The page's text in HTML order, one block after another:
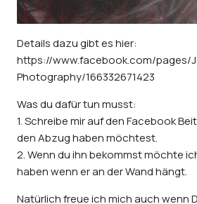
Details dazu gibt es hier:
https://www.facebook.com/pages/
Photography/166332671423
Was du dafür tun musst:
1. Schreibe mir auf den Facebook
den Abzug haben möchtest.
2. Wenn du ihn bekommst möchte
haben wenn er an der Wand hängt.
Natürlich freue ich mich auch wenn